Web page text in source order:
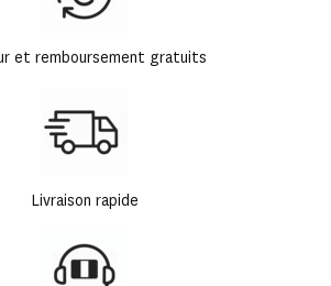
et remboursement gratuits
Livraison rapide